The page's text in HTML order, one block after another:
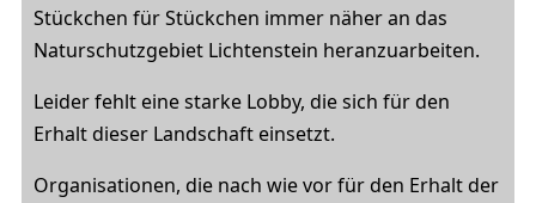
Stückchen für Stückchen immer näher an das
Naturschutzgebiet Lichtenstein heranzuarbeiten.
Leider fehlt eine starke Lobby, die sich für den
Erhalt dieser Landschaft einsetzt.
Organisationen, die nach wie vor für den Erhalt der